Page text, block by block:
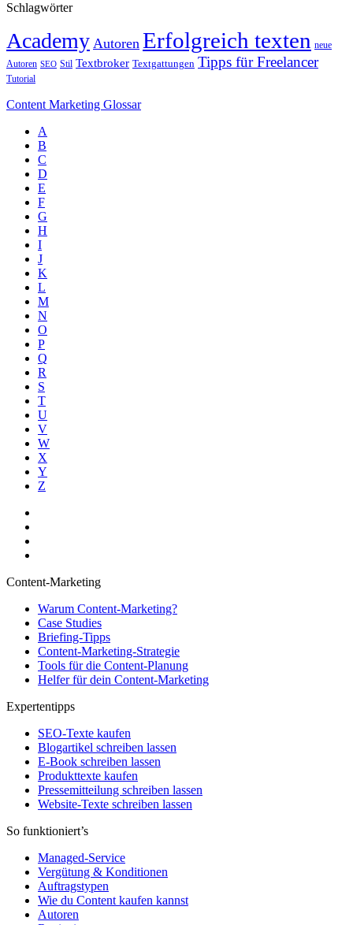
Schlagwörter
Academy Autoren Erfolgreich texten neue
Autoren SEO Stil Textbroker Textgattungen Tipps für Freelancer
Tutorial
Content Marketing Glossar
A
B
C
D
E
F
G
H
I
J
K
L
M
N
O
P
Q
R
S
T
U
V
W
X
Y
Z
Content-Marketing
Warum Content-Marketing?
Case Studies
Briefing-Tipps
Content-Marketing-Strategie
Tools für die Content-Planung
Helfer für dein Content-Marketing
Expertentipps
SEO-Texte kaufen
Blogartikel schreiben lassen
E-Book schreiben lassen
Produkttexte kaufen
Pressemitteilung schreiben lassen
Website-Texte schreiben lassen
So funktioniert’s
Managed-Service
Vergütung & Konditionen
Auftragstypen
Wie du Content kaufen kannst
Autoren